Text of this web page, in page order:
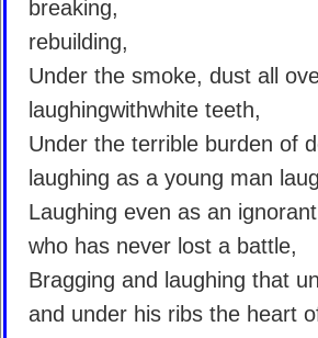
breaking,
rebuilding,
Under the smoke, dust all
laughingwithwhite teeth,
Under the terrible burden of
laughing as a young man
Laughing even as an
who has never lost a battle,
Bragging and laughing that
and under his ribs the heart